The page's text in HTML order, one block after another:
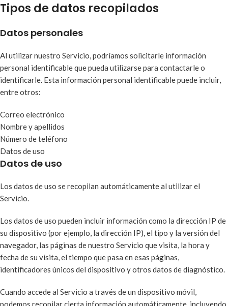
Tipos de datos recopilados
Datos personales
Al utilizar nuestro Servicio, podríamos solicitarle información
personal identificable que pueda utilizarse para contactarle o
identificarle. Esta información personal identificable puede incluir,
entre otros:
Correo electrónico
Nombre y apellidos
Número de teléfono
Datos de uso
Datos de uso
Los datos de uso se recopilan automáticamente al utilizar el
Servicio.
Los datos de uso pueden incluir información como la dirección IP de
su dispositivo (por ejemplo, la dirección IP), el tipo y la versión del
navegador, las páginas de nuestro Servicio que visita, la hora y
fecha de su visita, el tiempo que pasa en esas páginas,
identificadores únicos del dispositivo y otros datos de diagnóstico.
Cuando accede al Servicio a través de un dispositivo móvil,
podemos recopilar cierta información automáticamente, incluyendo,